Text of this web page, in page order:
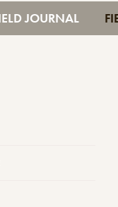
FIELD JOURNAL